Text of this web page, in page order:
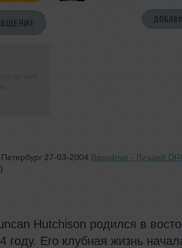
27-03-2004 Bassdrive - Лучший
)
Hutchison родился в
году. Его клубная жизнь